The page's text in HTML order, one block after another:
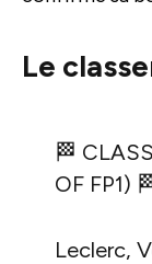
Le
🏁
OF FP1)
Leclerc,